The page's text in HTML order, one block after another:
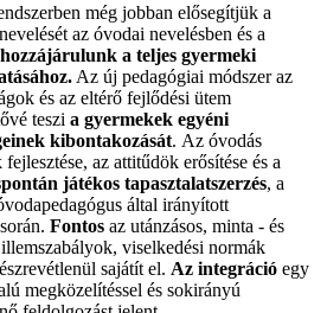
még jobban elősegítjük a
az óvodai nevelésben és a
hozzájárulunk a teljes gyermeki
Az új pedagógiai módszer az
és az eltérő fejlődési ütem
teszi a gyermekek egyéni
kibontakozását. Az óvodás
az attitűdök erősítése és a
játékos tapasztalatszerzés, a
által irányított
Fontos az utánzásos, minta - és
viselkedési normák
sajátít el. Az integráció egy
megközelítéssel és sokirányú